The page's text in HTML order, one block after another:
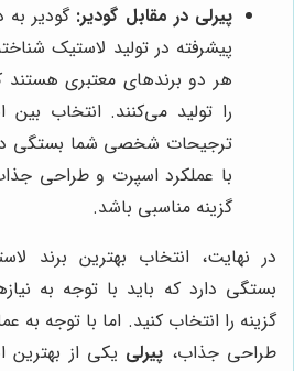
پیرلی در مقابل گودیر: گودیر به
پیشرفته در تولید لاستیک
هر دو برندهای معتبری هستند
را تولید می‌کنند. انتخاب بین
ترجیحات شخصی شما بستگی
با عملکرد اسپرت و طراحی
گزینه مناسبی باشد.
در نهایت، انتخاب بهترین برند
بستگی دارد که باید با توجه به
گزینه را انتخاب کنید. اما با توجه به
طراحی جذاب، پیرلی یکی از بهترین